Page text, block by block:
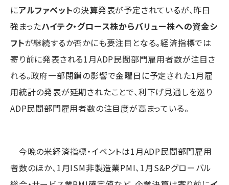
にアルファベットの決算発表が予定されているが、昨日
強まったハイテク・グロース株からバリュー株への資金シ
フトが継続するか否かにも要注目となる。経済指標では
寄り前に発表される1月ADP民間部門雇用者数が注目さ
れる。政府一部閉鎖の影響で金曜日に予定された1月雇
用統計の発表が延期されたことで、利下げ見通しを巡り
ADP民間部門雇用者数の注目度が高まっている。
今晩の米経済指標・イベントは1月ADP民間部門雇用
者数のほか、1月ISM非製造業PMI、1月S&Pグローバル